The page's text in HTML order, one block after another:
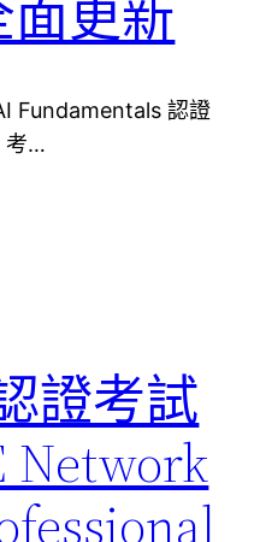
更新
Fundamentals 認證
考…
證考試
Network